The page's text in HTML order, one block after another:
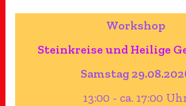
Workshop
Steinkreise und Heilige
Samstag
13:00 - ca. 17:00